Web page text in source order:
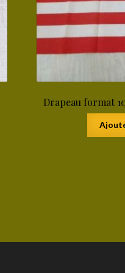
Drapeau format